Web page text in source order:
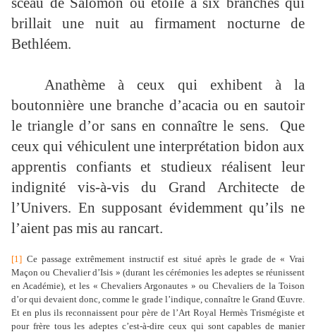
brillait une nuit au firmament nocturne de
Bethléem.
Anathème à ceux qui exhibent à la
boutonnière une branche d’acacia ou en sautoir
le triangle d’or sans en connaître le sens.
Que
ceux qui véhiculent une interprétation bidon aux
apprentis confiants et studieux réalisent leur
indignité vis-à-vis du Grand Architecte de
l’Univers. En supposant évidemment qu’ils ne
l’aient pas mis au rancart.
[1] Ce passage extrêmement instructif est situé après le grade de « Vrai
Maçon ou Chevalier d’Isis » (durant les cérémonies les adeptes se réunissent
en Académie), et les « Chevaliers Argonautes » ou Chevaliers de la Toison
d’or qui devaient donc, comme le grade l’indique, connaître le Grand Œuvre.
Et en plus ils reconnaissent pour père de l’Art Royal Hermès Trismégiste et
pour frère tous les adeptes c’est-à-dire ceux qui sont capables de manier